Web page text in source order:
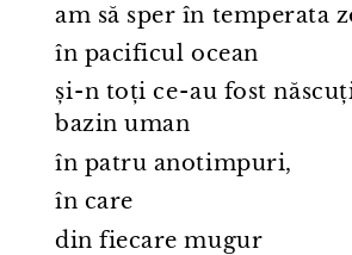
am să sper în temperata
în pacificul ocean
și⁠-⁠n toți ce⁠-⁠au fost
bazin uman
în patru anotimpuri,
în care
din fiecare mugur